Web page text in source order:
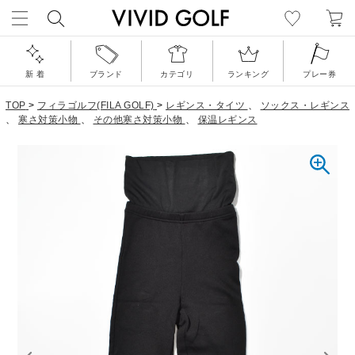
新 着 ブランド カテゴリ ランキング プレー券
TOP > フィラゴルフ(FILA GOLF) > レギンス・タイツ 、
ソックス・レギンス
、 寒さ対策小物 、 その他寒さ対策小物 、 保温レギンス